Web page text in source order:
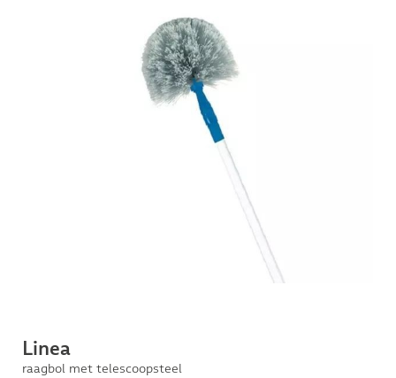
Linea
raagbol met telescoopsteel